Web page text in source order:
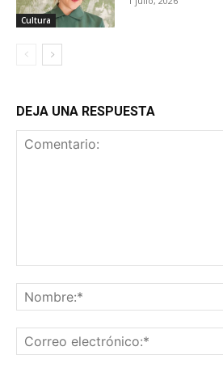
Cultura
DEJA UNA RESPUESTA